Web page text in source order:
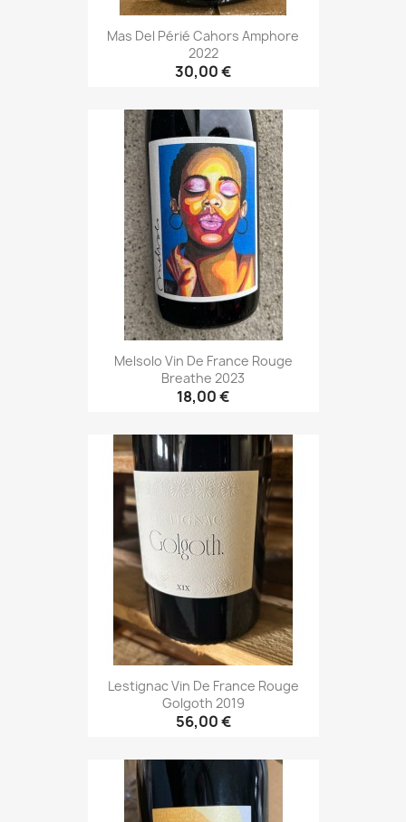
Mas Del Périé Cahors Amphore
2022
30,00 €
Melsolo Vin De France Rouge
Breathe 2023
18,00 €
Lestignac Vin De France Rouge
Golgoth 2019
56,00 €